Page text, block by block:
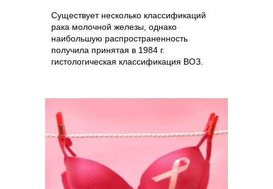
Существует несколько классификаций
рака молочной железы, однако
наибольшую распространенность
получила принятая в 1984 г.
гистологическая классификация ВОЗ.